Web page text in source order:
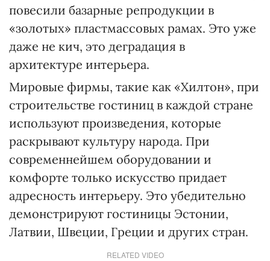
повесили базарные репродукции в
«золотых» пластмассовых рамах. Это уже
даже не кич, это деградация в
архитектуре интерьера.
Мировые фирмы, такие как «Хилтон», при
строительстве гостиниц в каждой стране
используют произведения, которые
раскрывают культуру народа. При
современнейшем оборудовании и
комфорте только искусство придает
адресность интерьеру. Это убедительно
демонстрируют гостиницы Эстонии,
Латвии, Швеции, Греции и других стран.
RELATED VIDEO